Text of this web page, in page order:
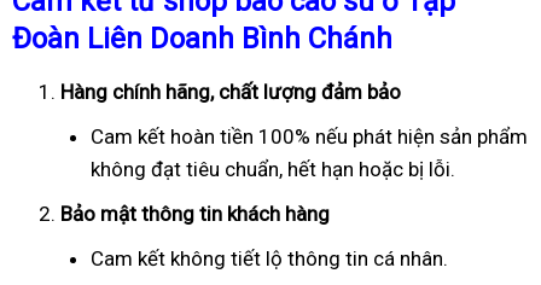
Đoàn Liên Doanh Bình Chánh
Hàng chính hãng, chất lượng đảm bảo
Cam kết hoàn tiền 100% nếu phát hiện sản phẩm
không đạt tiêu chuẩn, hết hạn hoặc bị lỗi.
Bảo mật thông tin khách hàng
Cam kết không tiết lộ thông tin cá nhân.